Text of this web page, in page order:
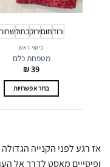
ורודחוםירוקכחולשחור
כיסוי ראש
מטפחת כלם
₪39
בחר אפשרויות
סוגים.אז רגע לפני הקנייה
ופיסייים מאסט לדרך אל